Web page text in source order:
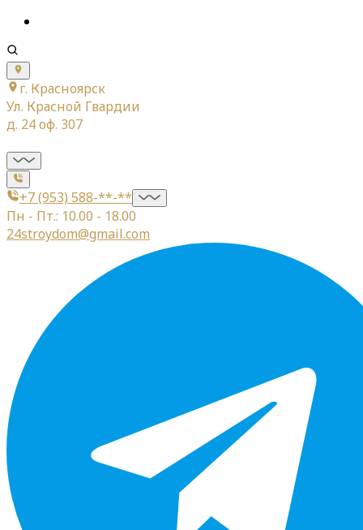
г. Красноярск
Ул. Красной Гвардии
д. 24 оф. 307
+7 (953) 588-**-**
Пн - Пт.: 10.00 - 18.00
24stroydom@gmail.com